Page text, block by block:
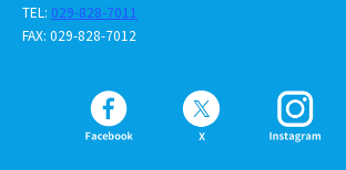
TEL: 029-828-7011
FAX: 029-828-7012